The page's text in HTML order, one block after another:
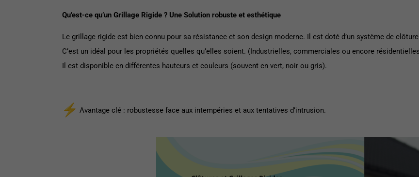
Qu’est-ce qu’un Grillage Rigide ? Une Solution robuste et esthétique
Le grillage rigide est bien connu pour sa résistance et son design moderne. Il est doté d’un système de
C’est un idéal pour les propriétés quelles qu’elles soient. (Industrielles, commerciales ou encore
Il est disponible en différentes hauteurs et couleurs (souvent en vert, noir ou gris).
Avantage clé : robustesse face aux intempéries et aux tentatives d’intrusion.